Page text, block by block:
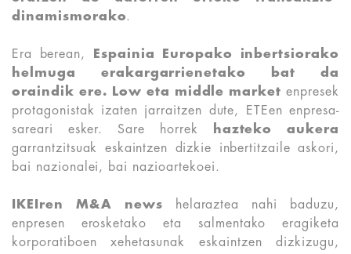
dinamismorako.
Era berean,
Espainia Europako inbertsiorako
helmuga erakargarrienetako bat da
oraindik ere. Low eta middle market enpresek
protagonistak izaten jarraitzen dute, ETEen enpresa-
sareari esker. Sare horrek
hazteko aukera
garrantzitsuak eskaintzen dizkie inbertitzaile askori,
bai nazionalei, bai nazioartekoei.
IKEIren M&A news helaraztea nahi baduzu,
enpresen erosketako eta salmentako eragiketa
korporatiboen xehetasunak eskaintzen dizkizugu,